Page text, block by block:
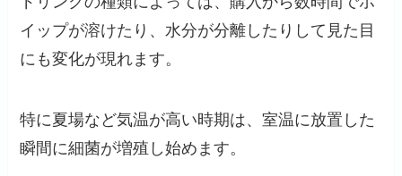
イップが溶けたり、水分が分離したりして見た目
にも変化が現れます。
特に夏場など気温が高い時期は、室温に放置した
瞬間に細菌が増殖し始めます。